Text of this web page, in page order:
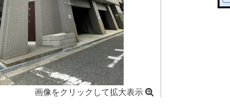
画像をクリックして拡大表示